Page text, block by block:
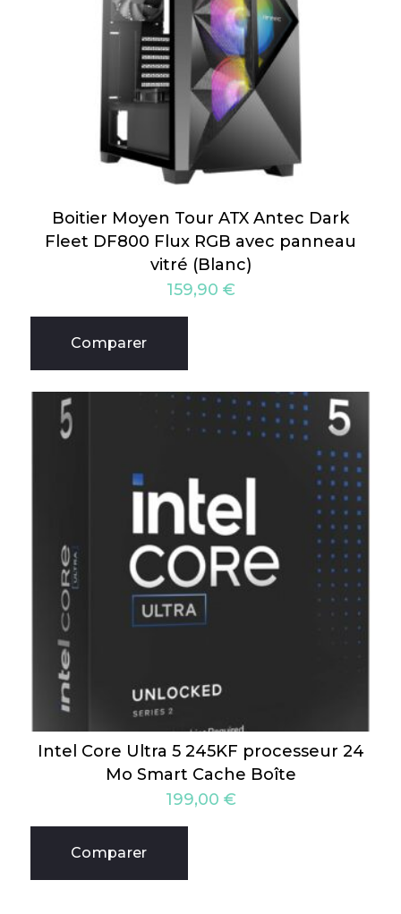
Boitier Moyen Tour ATX Antec Dark
Fleet DF800 Flux RGB avec panneau
vitré (Blanc)
159,90 €
Comparer
Intel Core Ultra 5 245KF processeur 24
Mo Smart Cache Boîte
199,00 €
Comparer